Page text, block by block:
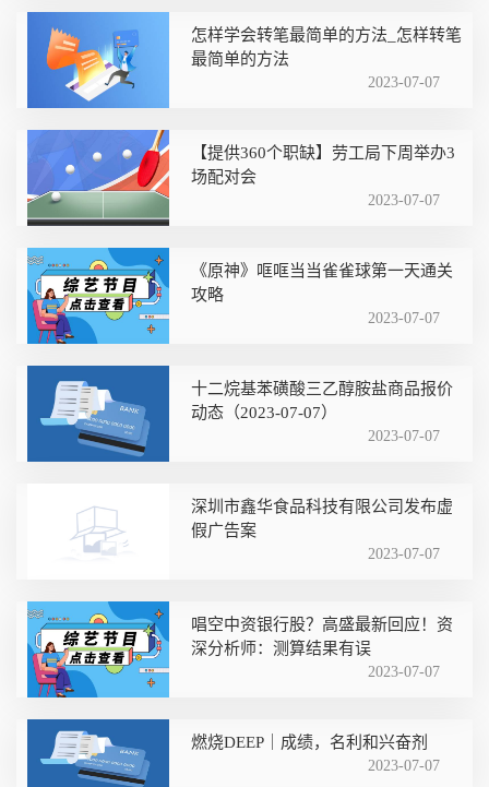
怎样学会转笔最简单的方法_怎样转笔
最简单的方法
2023-07-07
【提供360个职缺】劳工局下周举办3
场配对会
2023-07-07
《原神》哐哐当当雀雀球第一天通关
攻略
2023-07-07
十二烷基苯磺酸三乙醇胺盐商品报价
动态（2023-07-07）
2023-07-07
深圳市鑫华食品科技有限公司发布虚
假广告案
2023-07-07
唱空中资银行股？高盛最新回应！资
深分析师：测算结果有误
2023-07-07
燃烧DEEP｜成绩，名利和兴奋剂
2023-07-07